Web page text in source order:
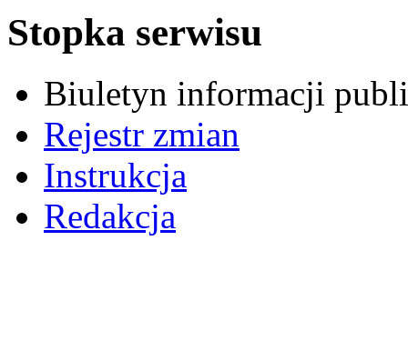
Stopka serwisu
Biuletyn informacji
Rejestr zmian
Instrukcja
Redakcja